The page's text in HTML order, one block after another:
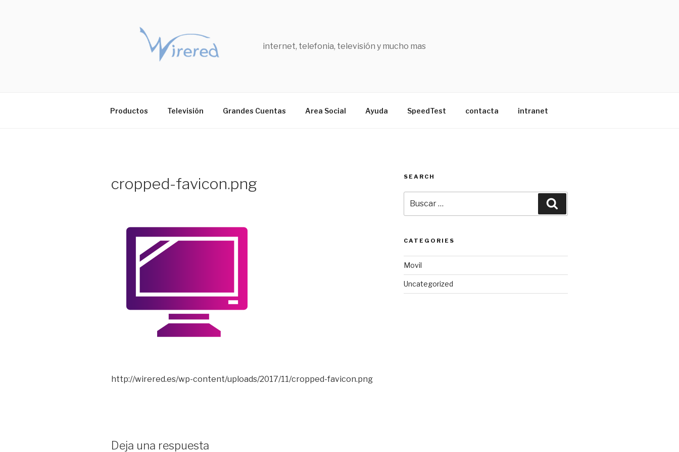
internet, telefonia, televisión y mucho mas
Productos Televisión Grandes Cuentas Area Social Ayuda SpeedTest contacta intranet
cropped-favicon.png
http://wirered.es/wp-content/uploads/2017/11/cropped-favicon.png
Deja una respuesta
SEARCH
por:
CATEGORIES
Movil
Uncategorized